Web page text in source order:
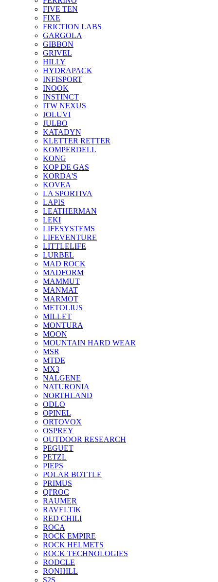
FIVE TEN
FIXE
FRICTION LABS
GARGOLA
GIBBON
GRIVEL
HILLY
HYDRAPACK
INFISPORT
INOOK
INSTINCT
ITW NEXUS
JOLUVI
JULBO
KATADYN
KLETTER RETTER
KOMPERDELL
KONG
KOP DE GAS
KORDA'S
KOVEA
LA SPORTIVA
LAPIS
LEATHERMAN
LEKI
LIFESYSTEMS
LIFEVENTURE
LITTLELIFE
LURBEL
MAD ROCK
MADFORM
MAMMUT
MANMAT
MARMOT
METOLIUS
MILLET
MONTURA
MOON
MOUNTAIN HARD WEAR
MSR
MTDE
MX3
NALGENE
NATURONIA
NORTHLAND
ODLO
OPINEL
ORTOVOX
OSPREY
OUTDOOR RESEARCH
PEGUET
PETZL
PIEPS
POLAR BOTTLE
PRIMUS
QI'ROC
RAUMER
RAVELTIK
RED CHILI
ROCA
ROCK EMPIRE
ROCK HELMETS
ROCK TECHNOLOGIES
RODCLE
RONHILL
S2S